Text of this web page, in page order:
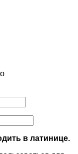
в латинице.